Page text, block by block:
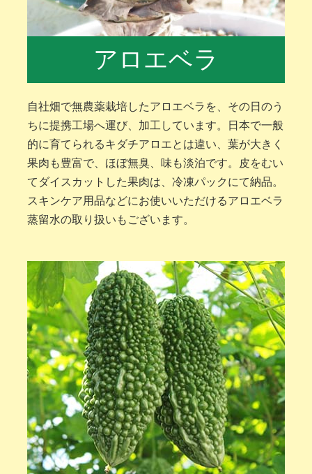
アロエベラ
自社畑で無農薬栽培したアロエベラを、その日のう
ちに提携工場へ運び、加工しています。日本で一般
的に育てられるキダチアロエとは違い、葉が大きく
果肉も豊富で、ほぼ無臭、味も淡泊です。皮をむい
てダイスカットした果肉は、冷凍パックにて納品。
スキンケア用品などにお使いいただけるアロエベラ
蒸留水の取り扱いもございます。